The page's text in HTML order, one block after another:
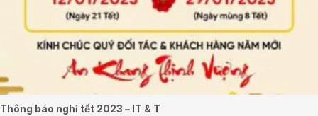
Thông báo nghỉ tết 2023 – IT & T